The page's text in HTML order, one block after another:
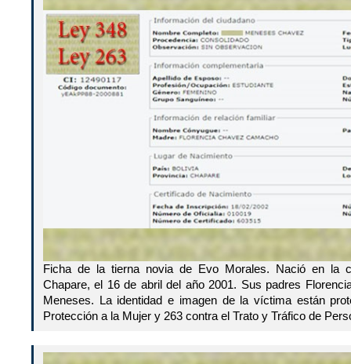
Ficha de la tierna novia de Evo Morales. Nació en la
Chapare, el 16 de abril del año 2001. Sus padres
Meneses. La identidad e imagen de la víctima están
Protección a la Mujer y 263 contra el Trato y Tráfico de